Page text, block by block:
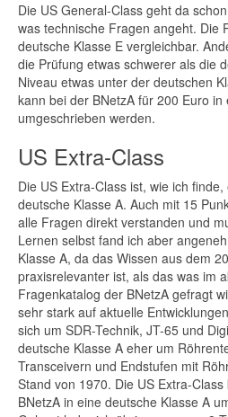
Die US General-Class geht da
was technische Fragen angeht. Die
deutsche Klasse E vergleichbar.
die Prüfung etwas schwerer als die
Niveau etwas unter der deutschen
kann bei der BNetzA für 200 Euro
umgeschrieben werden.
US Extra-Class
Die US Extra-Class ist, wie ich
deutsche Klasse A. Auch mit 15
alle Fragen direkt verstanden und
Lernen selbst fand ich aber
Klasse A, da das Wissen aus dem
praxisrelevanter ist, als das was im
Fragenkatalog der BNetzA gefragt
sehr stark auf aktuelle
sich um SDR-Technik, JT-65 und
deutsche Klasse A eher um
Transceivern und Endstufen mit
Stand von 1970. Die US Extra-
BNetzA in eine deutsche Klasse A